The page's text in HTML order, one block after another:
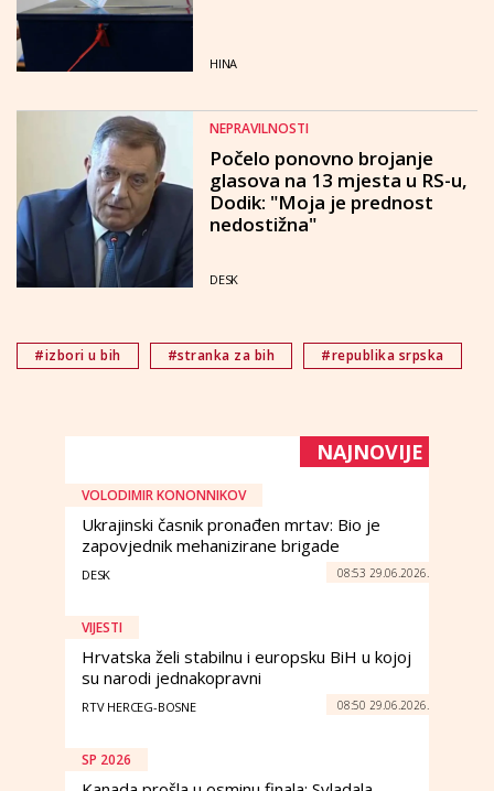
HINA
NEPRAVILNOSTI
Počelo ponovno brojanje
glasova na 13 mjesta u RS-u,
Dodik: "Moja je prednost
nedostižna"
DESK
#izbori u bih #stranka za bih #republika srpska
NAJNOVIJE
VOLODIMIR KONONNIKOV
Ukrajinski časnik pronađen mrtav: Bio je
zapovjednik mehanizirane brigade
DESK 08:53 29.06.2026.
VIJESTI
Hrvatska želi stabilnu i europsku BiH u kojoj
su narodi jednakopravni
RTV HERCEG-BOSNE 08:50 29.06.2026.
SP 2026